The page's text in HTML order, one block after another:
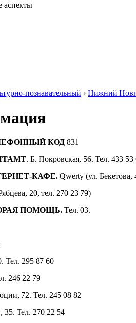
аспекты
познавательный › Нижний
КОД 831
. Б. Покровская, 56. Тел. 433 53
КАФЕ. Qwerty (ул.
20, тел. 270 23 79)
ПОМОЩЬ. Тел. 03.
Тел. 295 87 60
246 22 79
72. Тел. 245 08 82
Тел. 270 22 54